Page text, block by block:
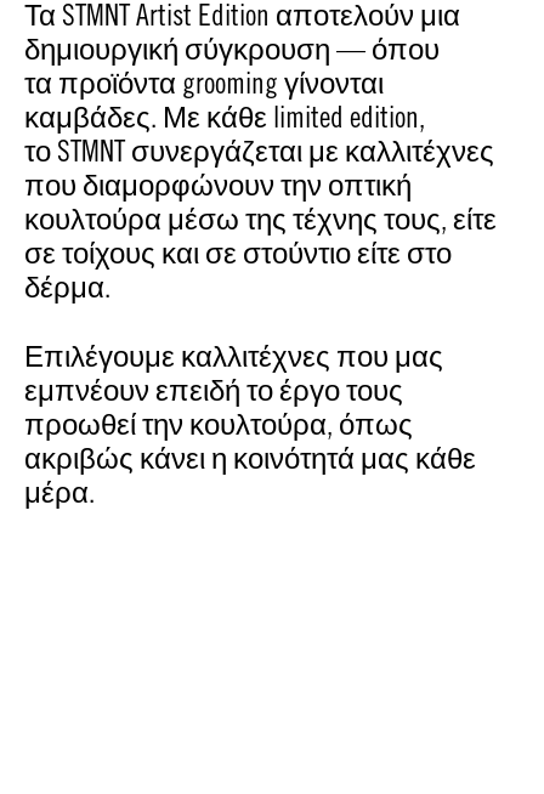
Τα STMNT Artist Edition αποτελούν μια
δημιουργική σύγκρουση — όπου
τα προϊόντα grooming γίνονται
καμβάδες. Με κάθε limited edition,
το STMNT συνεργάζεται με καλλιτέχνες
που διαμορφώνουν την οπτική
κουλτούρα μέσω της τέχνης τους, είτε
σε τοίχους και σε στούντιο είτε στο
δέρμα.
Επιλέγουμε καλλιτέχνες που μας
εμπνέουν επειδή το έργο τους
προωθεί την κουλτούρα, όπως
ακριβώς κάνει η κοινότητά μας κάθε
μέρα.